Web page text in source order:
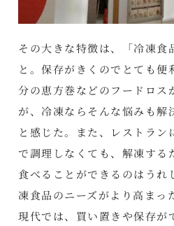
その大きな特徴は、「冷凍食
と。保存がきくのでとても便
分の恵方巻などのフードロス
が、冷凍ならそんな悩みも解
と感じた。また、レストラン
で調理しなくても、解凍する
食べることができるのはうれ
凍食品のニーズがより高まっ
現代では、買い置きや保存が